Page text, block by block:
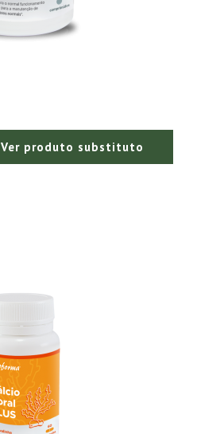
Ver produto substituto